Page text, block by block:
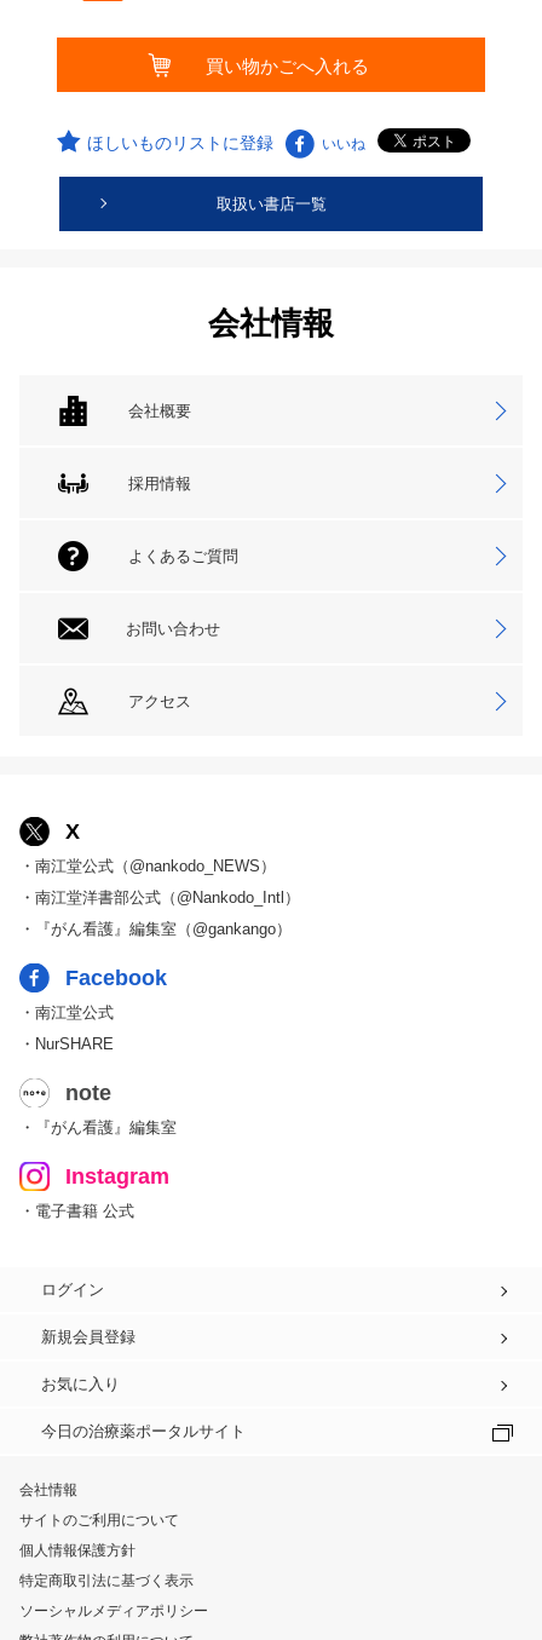
ほしいものリストに登録 いいね
取扱い書店一覧
会社情報
会社概要
採用情報
よくあるご質問
お問い合わせ
アクセス
X
・南江堂公式（@nankodo_NEWS）
・南江堂洋書部公式（@Nankodo_Intl）
・『がん看護』編集室（@gankango）
Facebook
・南江堂公式
・NurSHARE
note
・『がん看護』編集室
Instagram
・電子書籍 公式
ログイン
新規会員登録
お気に入り
今日の治療薬ポータルサイト
会社情報
サイトのご利用について
個人情報保護方針
特定商取引法に基づく表示
ソーシャルメディアポリシー